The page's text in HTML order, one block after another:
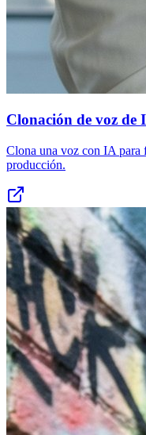
Clonación de voz de
Clona una voz con IA para
producción.